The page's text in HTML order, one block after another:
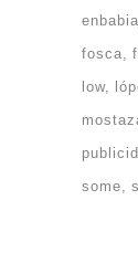
enbabia
fosca
low
some